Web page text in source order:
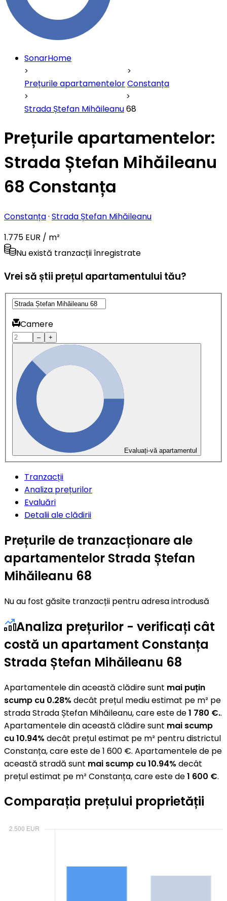
SonarHome
Prețurile apartamentelorConstanța
Strada Ștefan Mihăileanu68
Prețurile apartamentelor:
Strada Ștefan Mihăileanu
68 Constanța
Constanța· Strada Ștefan Mihăileanu
1.775 EUR / m²
Nu există tranzacții înregistrate
Vrei să știi prețul apartamentului tău?
Camere
– +
Evaluați-vă apartamentul
Tranzacții
Analiza prețurilor
Evaluări
Detalii ale clădirii
Prețurile de tranzacționare ale
apartamentelor Strada Ștefan
Mihăileanu 68
Nu au fost găsite tranzacții pentru adresa introdusă
Analiza prețurilor - verificați cât
costă un apartament Constanța
Strada Ștefan Mihăileanu 68
Apartamentele din această clădire sunt mai puțin
scump cu 0.28% decât prețul mediu estimat pe m² pe
strada Strada Ștefan Mihăileanu, care este de1 780 €..
Apartamentele din această clădire sunt mai scump
cu 10.94% decât prețul estimat pe m² pentru districtul
Constanța, care este de 1 600 €. Apartamentele de pe
această stradă sunt mai scump cu 10.94% decât
prețul estimat pe m² Constanța, care este de1 600 €.
Comparația prețului proprietății